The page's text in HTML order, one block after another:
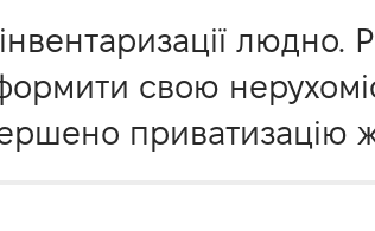
людно.
свою
приватизацію